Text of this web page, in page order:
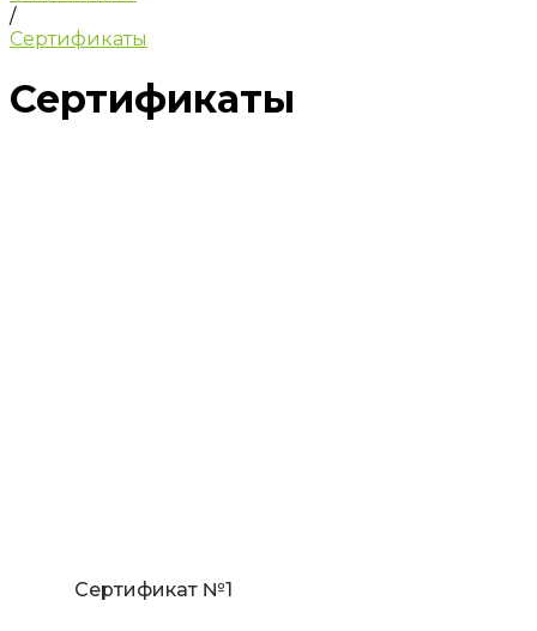
/
Сертификаты
Сертификаты
Сертификат №1